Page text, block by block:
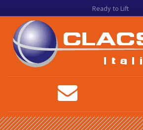
Ready to Lift